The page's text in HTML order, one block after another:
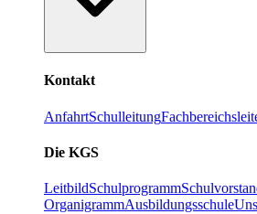
Kontakt
AnfahrtSchulleitung
Die KGS
LeitbildSchulprogramm
OrganigrammAusbildungsschule